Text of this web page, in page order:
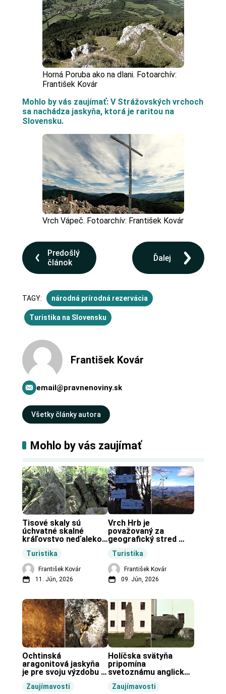
Horná Poruba ako na dlani. Fotoarchív:
František Kovár
Mohlo by vás zaujímať: V Strážovských vrchoch
sa nachádza jaskyňa, ktorá je raritou na
Slovensku.
Vrch Vápeč. Fotoarchív: František Kovár
Predošlý
článok
Ďalej
TAGY: národná prírodná rezervácia
Turistika na Slovensku
František Kovár
email@pravnenoviny.sk
Všetky články autora
Mohlo by vás zaujímať
Turistika
Tisové skaly sú
úchvatné skalné
kráľovstvo neďaleko
František Kovár
11. Jún, 2026
Turistika
Vrch Hrb je
považovaný za
geografický stred
František Kovár
09. Jún, 2026
Zaujímavosti
Ochtinská
aragonitová jaskyňa
je pre svoju výzdobu
vo svete.
Zaujímavosti
Holíčska svätyňa
pripomína
svetoznámu anglickú